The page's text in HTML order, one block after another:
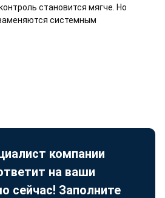
становится мягче. Но
системным
компании
на ваши
сейчас! Заполните